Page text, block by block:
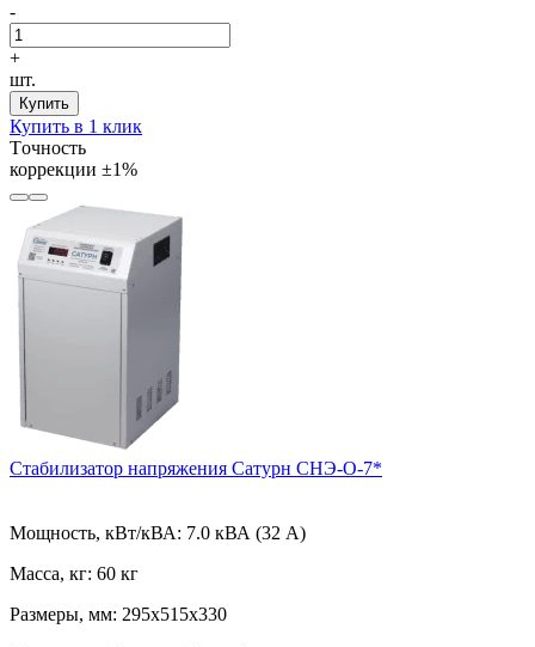
-
+
шт.
Купить
Купить в 1 клик
Tочность
коррекции ±1%
Стабилизатор напряжения Сатурн СНЭ-О-7*
Мощность, кВт/кВА: 7.0 кВА (32 А)
Масса, кг: 60 кг
Размеры, мм: 295х515х330